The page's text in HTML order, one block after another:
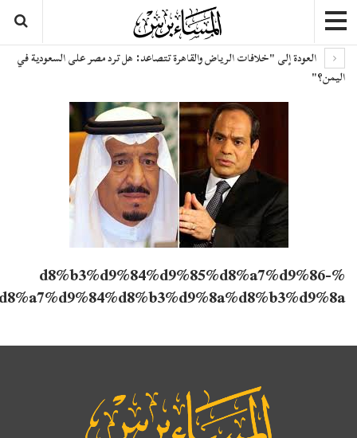
"خلافات الرياض والقاهرة تتصاعد: هل ترد مصر على السعودية في